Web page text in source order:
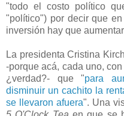
"todo el costo político
"político") por decir que
inversión hay que
La presidenta Cristina
-porque acá, cada uno,
¿verdad?- que "para
disminuir un cachito la
se llevaron afuera". Una